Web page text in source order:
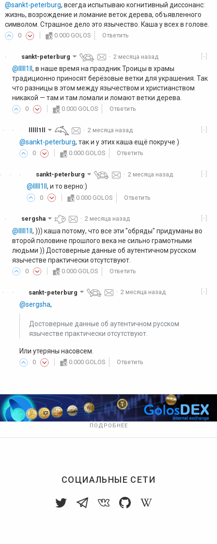
@sankt-peterburg, всегда испытываю когнитивный диссонанс:
жизнь, возрождение и ломание веток дерева, объявленного
символом. Страшное дело это язычество. Каша у всех в голове.
0 0.000 GOLOS Ответить
· [-]
sankt-peterburg · 2 месяца назад
@lllll1ll , в наше время на праздник Троицы в храмы
традиционно приносят берёзовые ветки для украшения. Так
что разницы в этом между язычеством и христианством
никакой — там и там ломали и ломают ветки дерева.
0 0.000 GOLOS Ответить
·
· [-]
lllll1ll ·2 месяца назад
@sankt-peterburg, так и у этих каша ещё покруче )
0 0.000 GOLOS Ответить
·
·
· [-]
sankt-peterburg · 2 месяца назад
@lllll1ll , и то верно:)
0 0.000 GOLOS Ответить
· [-]
sergsha ·2 месяца назад
@lllll1ll , ))) каша потому, что все эти "обряды" придуманы во
второй половине прошлого века не сильно грамотными
людьми )) Достоверные данные об аутентичном русском
язычестве практически отсутствуют.
0 0.000 GOLOS Ответить
·
· [-]
sankt-peterburg · 2 месяца назад
@sergsha,
Достоверные данные об аутентичном русском
язычестве практически отсутствуют.
Или утеряны насовсем.
0 0.000 GOLOS Ответить
ПОДРОБНЕЕ
СОЦИАЛЬНЫЕ СЕТИ